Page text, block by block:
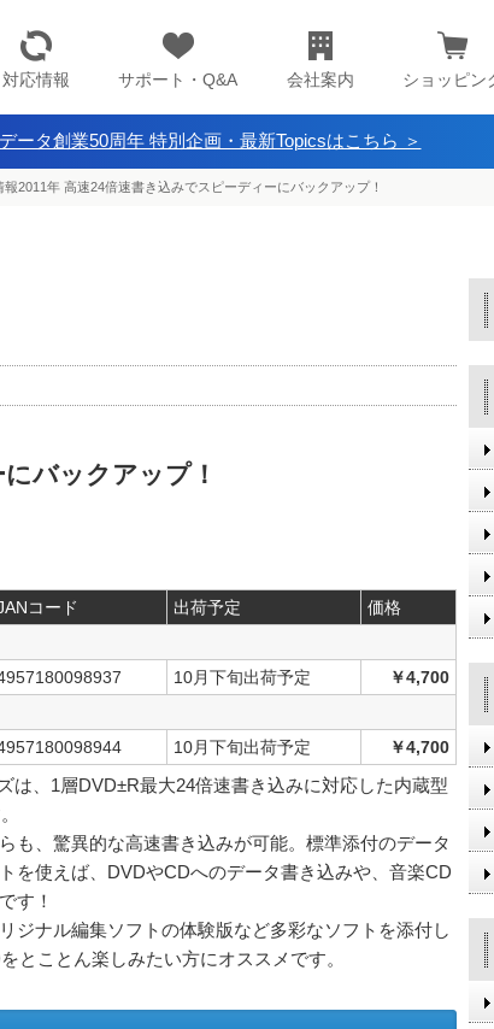
対応情報 サポート・Q&A 会社案内 ショッピン
ータ創業50周年 特別企画・最新Topicsはこちら ＞
報2011年 高速24倍速書き込みでスピーディーにバックアップ！
バックアップ！
コード 出荷予定
価格
10月下旬出荷予定
￥4,700
10月下旬出荷予定 ￥4,700
は、1層DVD±R最大24倍速書き込みに対応した内蔵型
も、驚異的な高速書き込みが可能。標準添付のデータ
を使えば、DVDやCDへのデータ書き込みや、音楽CD
す！
ジナル編集ソフトの体験版など多彩なソフトを添付し
とことん楽しみたい方にオススメです。